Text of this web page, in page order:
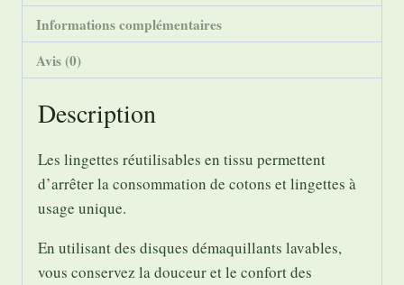
Informations complémentaires
Avis (0)
Description
Les lingettes réutilisables en tissu permettent
d’arrêter la consommation de cotons et lingettes à
usage unique.
En utilisant des disques démaquillants lavables,
vous conservez la douceur et le confort des